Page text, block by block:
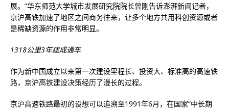
展。”华东师范大学城市发展研究院院长曾刚告诉澎湃新闻记者，
京沪高铁加速了地区之间商务往来，让多个地方共用科创资源或者
是稀缺资源的作用非常明显。
1318公里3年建成通车
作为新中国成立以来第一次建设里程长、投资大、标准高的高速铁
路，京沪高铁建设决策经历了漫长的过程。
京沪高速铁路最初的设想可以追溯至1991年6月，在国家“中长期